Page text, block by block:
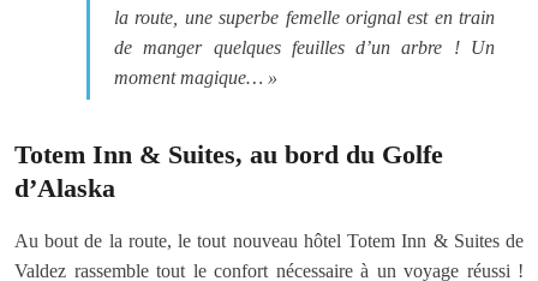
la route, une superbe femelle orignal est en train
de manger quelques feuilles d’un arbre ! Un
moment magique… »
Totem Inn & Suites, au bord du Golfe
d’Alaska
Au bout de la route, le tout nouveau hôtel Totem Inn & Suites de
Valdez rassemble tout le confort nécessaire à un voyage réussi !